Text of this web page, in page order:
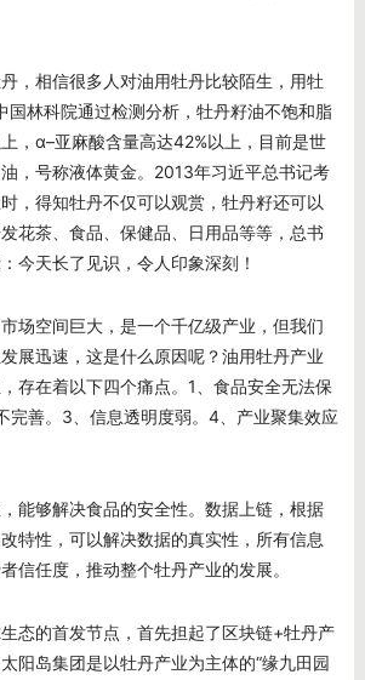
，相信很多人对油用牡丹比较陌生，用牡
林科院通过检测分析，牡丹籽油不饱和脂
，α–亚麻酸含量高达42%以上，目前是世
，号称液体黄金。2013年习近平总书记考
，得知牡丹不仅可以观赏，牡丹籽还可以
花茶、食品、保健品、日用品等等，总书
今天长了见识，令人印象深刻！
场空间巨大，是一个千亿级产业，但我们
展迅速，这是什么原因呢？油用牡丹产业
存在着以下四个痛点。1、食品安全无法保
完善。3、信息透明度弱。4、产业聚集效应
能够解决食品的安全性。数据上链，根据
特性，可以解决数据的真实性，所有信息
信任度，推动整个牡丹产业的发展。
态的首发节点，首先担起了区块链+牡丹产
阳岛集团是以牡丹产业为主体的“缘九田园